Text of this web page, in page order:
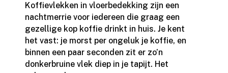
Koffievlekken in vloerbedekking zijn een
nachtmerrie voor iedereen die graag een
gezellige kop koffie drinkt in huis.​ Je kent
het vast: je morst per ongeluk je koffie, en
binnen een paar seconden zit er zo’n
donkerbruine vlek diep in je tapijt.​ Het